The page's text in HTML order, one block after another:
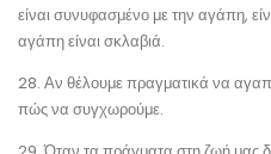
είναι συνυφασμένο με την αγάπη,
αγάπη είναι σκλαβιά.
28. Αν θέλουμε πραγματικά να
πώς να συγχωρούμε.